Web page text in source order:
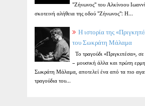
"Ζήνωνος" του Αλκίνοου
σκοτεινή αλήθεια της οδού "Ζήνωνος": Η...
Η ιστορία της
του Σωκράτη Μάλαμα
Το τραγούδι «Πριγκιπέσα», σε
– μουσική άλλα και πρώτη
Σωκράτη Μάλαμα, αποτελεί ένα από τα πιο
τραγούδια του...